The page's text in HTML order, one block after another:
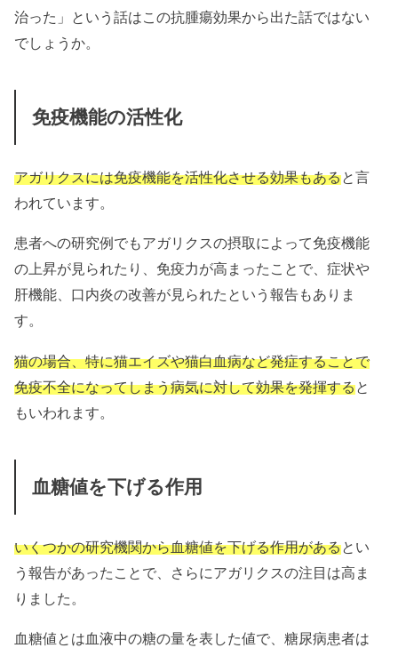
治った」という話はこの抗腫瘍効果から出た話ではない
でしょうか。
免疫機能の活性化
アガリクスには免疫機能を活性化させる効果もあると言
われています。
患者への研究例でもアガリクスの摂取によって免疫機能
の上昇が見られたり、免疫力が高まったことで、症状や
肝機能、口内炎の改善が見られたという報告もありま
す。
猫の場合、特に猫エイズや猫白血病など発症することで
免疫不全になってしまう病気に対して効果を発揮すると
もいわれます。
血糖値を下げる作用
いくつかの研究機関から血糖値を下げる作用があるとい
う報告があったことで、さらにアガリクスの注目は高ま
りました。
血糖値とは血液中の糖の量を表した値で、糖尿病患者は